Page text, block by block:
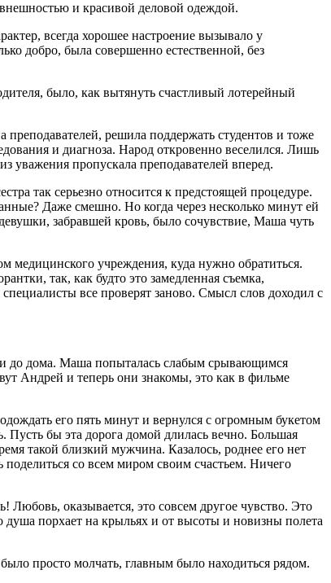
и красивой деловой одеждой.
всегда хорошее настроение вызывало у
добро, была совершенно естественной, без
было, как вытянуть счастливый лотерейный
решила поддержать студентов и тоже
и диагноза. Народ откровенно веселился. Лишь
уважения пропускала преподавателей вперед.
так серьезно относится к предстоящей процедуре.
Даже смешно. Но когда через несколько минут ей
забравшей кровь, было сочувствие, Маша чуть
медицинского учреждения, куда нужно обратиться.
так, как будто это замедленная съемка,
все проверят заново. Смысл слов доходил с
до дома. Маша попыталась слабым срывающимся
Андрей и теперь они знакомы, это как в фильме
его пять минут и вернулся с огромным букетом
бы эта дорога домой длилась вечно. Большая
такой близкий мужчина. Казалось, роднее его нет
со всем миром своим счастьем. Ничего
Любовь, оказывается, это совсем другое чувство. Это
душа порхает на крыльях и от высоты и новизны полета
просто молчать, главным было находиться рядом.